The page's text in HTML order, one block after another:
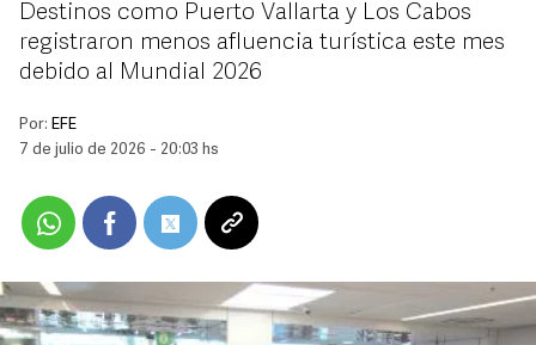
Destinos como Puerto Vallarta y Los Cabos
registraron menos afluencia turística este mes
debido al Mundial 2026
Por: EFE
7 de julio de 2026 - 20:03 hs